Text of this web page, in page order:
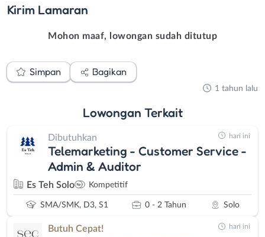
Kirim Lamaran
Mohon maaf, lowongan sudah ditutup
Simpan Bagikan
1 tahun lalu
Lowongan Terkait
Dibutuhkan
Telemarketing - Customer Service -
Admin & Auditor
Es Teh Solo Kompetitif
SMA/SMK, D3, S1 0 - 2 Tahun Solo
hari ini
Butuh Cepat! hari ini